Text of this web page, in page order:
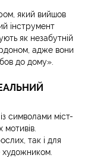
який вийшов
інструмент
як незабутній
адже вони
до дому».
символами міст-
так і для
художником.